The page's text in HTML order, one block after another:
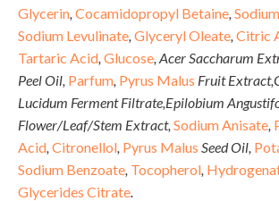
Glycerin Cocamidopropyl Betaine
Sodium Levulinate Glyceryl Oleate Citric
Tartaric Acid Glucose , Acer Saccharum
Peel Oil, Parfum Pyrus Malus Fruit
Lucidum Ferment Filtrate,Epilobium
Flower/Leaf/Stem Extract, Sodium Anisate
Acid Citronellol Pyrus Malus Seed Oil,
Sodium Benzoate Tocopherol
Glycerides Citrate